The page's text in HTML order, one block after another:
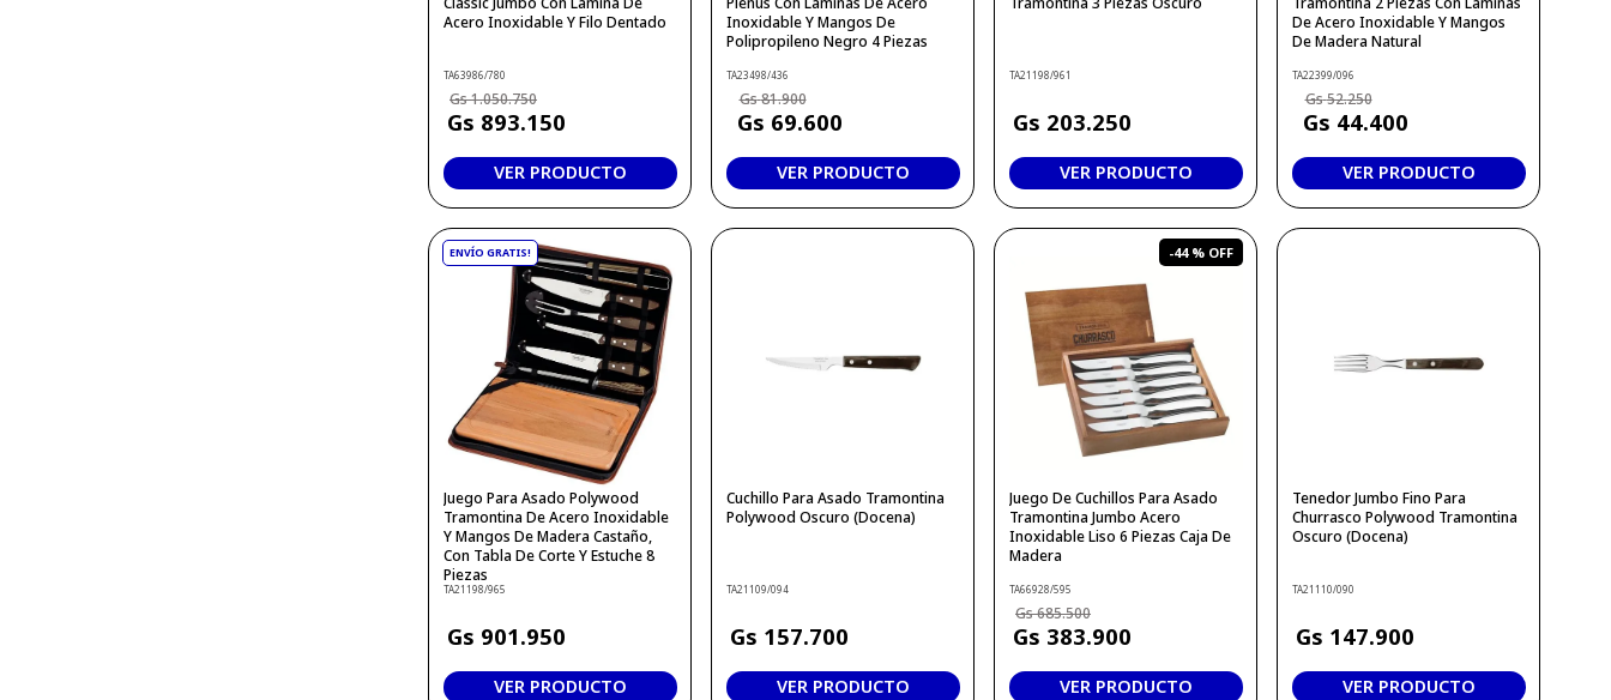
Acero Inoxidable Y Filo Dentado
TA63986/780
1.050.750
893.150
VER PRODUCTO
Inoxidable Y Mangos De
Polipropileno Negro 4 Piezas
TA23498/436
81.900
69.600
VER PRODUCTO
TA21198/961
203.250
VER PRODUCTO
De Acero Inoxidable Y Mangos
De Madera Natural
TA22399/096
52.250
44.400
VER PRODUCTO
Juego Para Asado Polywood
Tramontina De Acero Inoxidable
Y Mangos De Madera Castaño,
Con Tabla De Corte Y Estuche 8
Piezas
TA21198/965
901.950
VER PRODUCTO
Cuchillo Para Asado Tramontina
Polywood Oscuro (Docena)
TA21109/094
157.700
VER PRODUCTO
-44 %
Juego De Cuchillos Para Asado
Tramontina Jumbo Acero
Inoxidable Liso 6 Piezas Caja De
Madera
TA66928/595
685.500
383.900
VER PRODUCTO
Tenedor Jumbo Fino Para
Churrasco Polywood Tramontina
Oscuro (Docena)
TA21110/090
147.900
VER PRODUCTO